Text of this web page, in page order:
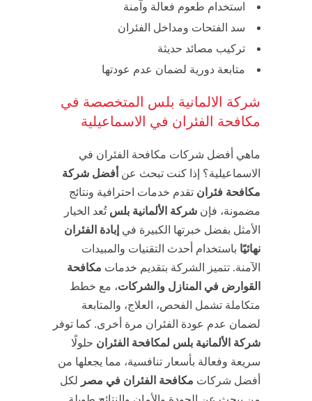
استخدام طعوم فعالة وآمنة
سد الفتحات ومداخل الفئران
تركيب مصائد حديثة
متابعة دورية لضمان عدم عودتها
شركة الالمانية بلس المتخصصة في
مكافحة الفئران في الاسماعيلية
ماهي أفضل شركات مكافحة الفئران في
الاسماعيلية؟ إذا كنت تبحث عن أفضل شركة
مكافحة فئران تقدم خدمات احترافية ونتائج
مضمونة، فإن شركة الألمانية بلس تُعد الخيار
الأمثل بفضل خبرتها الكبيرة في إبادة الفئران
نهائيًا باستخدام أحدث التقنيات والمبيدات
الآمنة. تتميز الشركة بتقديم خدمات مكافحة
القوارض في المنازل والشركات، مع خطط
متكاملة تشمل الفحص، العلاج، والمتابعة
لضمان عدم عودة الفئران مرة أخرى. كما توفر
شركة الألمانية بلس لمكافحة الفئران حلولًا
سريعة وفعالة بأسعار تنافسية، مما يجعلها من
أفضل شركات مكافحة الفئران في مصر لكل